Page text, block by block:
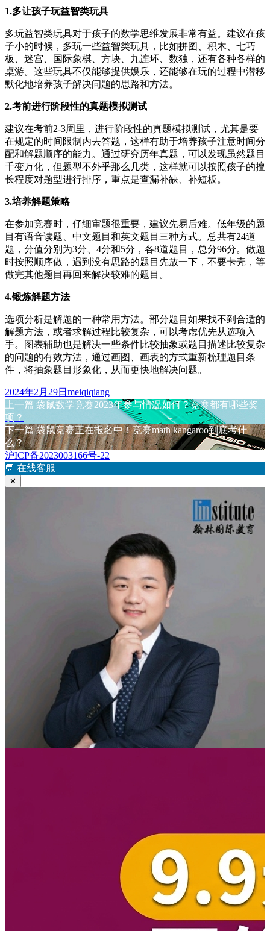
1.多让孩子玩益智类玩具
多玩益智类玩具对于孩子的数学思维发展非常有益。建议在孩
子小的时候，多玩一些益智类玩具，比如拼图、积木、七巧
板、迷宫、国际象棋、方块、九连环、数独，还有各种各样的
桌游。这些玩具不仅能够提供娱乐，还能够在玩的过程中潜移
默化地培养孩子解决问题的思路和方法。
2.考前进行阶段性的真题模拟测试
建议在考前2-3周里，进行阶段性的真题模拟测试，尤其是要
在规定的时间限制内去答题，这样有助于培养孩子注意时间分
配和解题顺序的能力。通过研究历年真题，可以发现虽然题目
千变万化，但题型不外乎那么几类，这样就可以按照孩子的擅
长程度对题型进行排序，重点是查漏补缺、补短板。
3.培养解题策略
在参加竞赛时，仔细审题很重要，建议先易后难。低年级的题
目有语音读题、中文题目和英文题目三种方式。总共有24道
题，分值分别为3分、4分和5分，各8道题目，总分96分。做题
时按照顺序做，遇到没有思路的题目先放一下，不要卡壳，等
做完其他题目再回来解决较难的题目。
4.锻炼解题方法
选项分析是解题的一种常用方法。部分题目如果找不到合适的
解题方法，或者求解过程比较复杂，可以考虑优先从选项入
手。图表辅助也是解决一些条件比较抽象或题目描述比较复杂
的问题的有效方法，通过画图、画表的方式重新梳理题目条
件，将抽象题目形象化，从而更快地解决问题。
发
布
于
2024年2月29日 作
者
meiqiqiang
文
章
导
航
上一篇 上
文
章：
袋鼠数学竞赛2023年参与情况如何？竞赛都有哪些奖
项？
下一篇下
篇
文
章：
袋鼠竞赛正在报名中！竞赛math kangaroo到底考什
么？
沪ICP备2023003166号-22
💬 在线客服
✕